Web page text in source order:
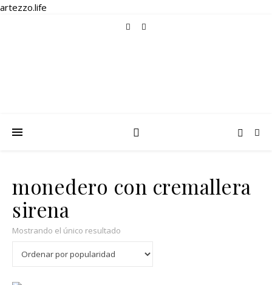
artezzo.life
monedero con cremallera
sirena
Mostrando el único resultado